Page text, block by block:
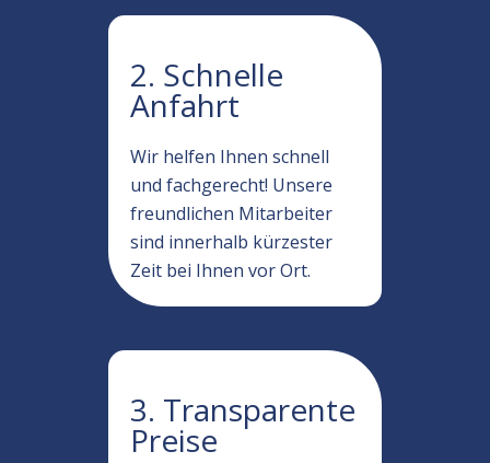
2. Schnelle
Anfahrt
Wir helfen Ihnen schnell
und fachgerecht! Unsere
freundlichen Mitarbeiter
sind innerhalb kürzester
Zeit bei Ihnen vor Ort.
3. Transparente
Preise